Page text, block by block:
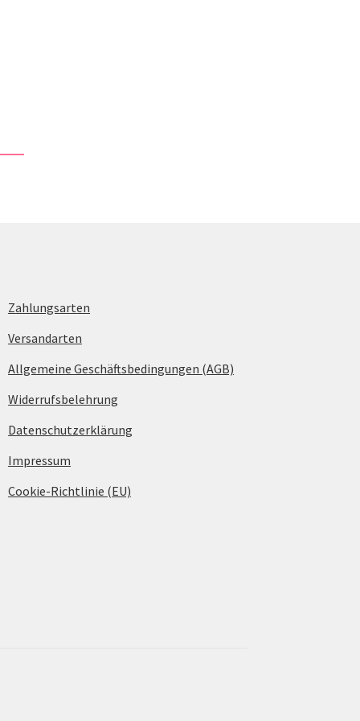
Zahlungsarten
Versandarten
Allgemeine Geschäftsbedingungen (AGB)
Widerrufsbelehrung
Datenschutzerklärung
Impressum
Cookie-Richtlinie (EU)